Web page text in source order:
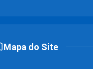
Mapa do Site